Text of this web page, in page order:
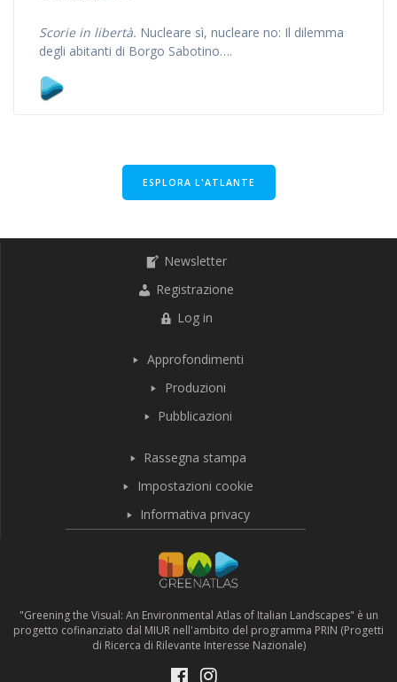
Scorie in libertà. Nucleare sì, nucleare no: Il dilemma
degli abitanti di Borgo Sabotino….
ESPLORA L'ATLANTE
Newsletter
Registrazione
Log in
Approfondimenti
Produzioni
Pubblicazioni
Rassegna stampa
Impostazioni cookie
Informativa privacy
"Greening the Visual: An Environmental Atlas of Italian Landscapes" è un
progetto cofinanziato dal MIUR nell'ambito del programma PRIN (Progetti
di Ricerca di Rilevante Interesse Nazionale)